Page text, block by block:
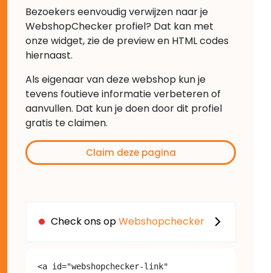
Bezoekers eenvoudig verwijzen naar je
WebshopChecker profiel? Dat kan met
onze widget, zie de preview en HTML codes
hiernaast.
Als eigenaar van deze webshop kun je
tevens foutieve informatie verbeteren of
aanvullen. Dat kun je doen door dit profiel
gratis te claimen.
Claim deze pagina
Check ons opWebshopchecker
<a id="webshopchecker-link"